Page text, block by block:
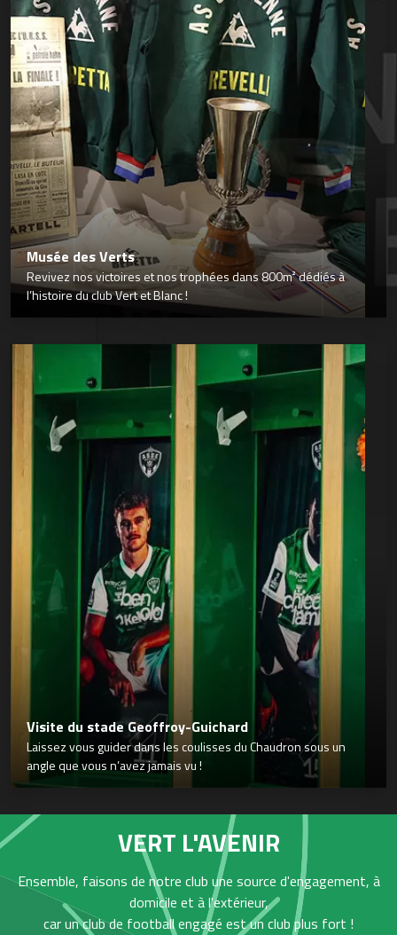
Musée des Verts
Revivez nos victoires et nos trophées dans 800m² dédiés à
l’histoire du club Vert et Blanc !
Visite du stade Geoffroy-Guichard
Laissez vous guider dans les coulisses du Chaudron sous un
angle que vous n’avez jamais vu !
VERT L'AVENIR
Ensemble, faisons de notre club une source d'engagement, à
domicile et à l'extérieur,
car un club de football engagé est un club plus fort !